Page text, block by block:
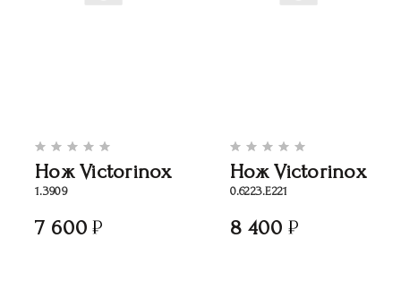
Нож Victorinox
1.3909
7 600
Нож Victorinox
0.6223.E221
8 400